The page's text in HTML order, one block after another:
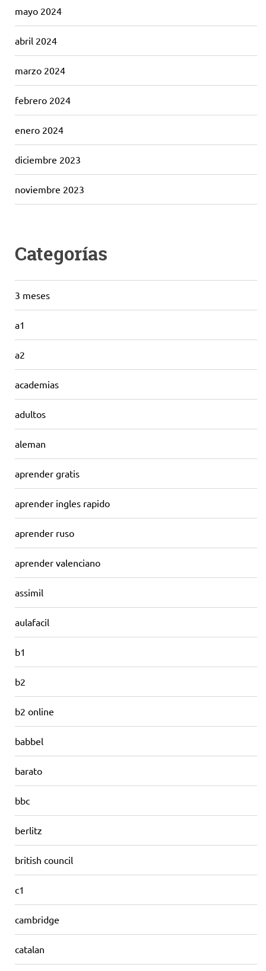
mayo 2024
abril 2024
marzo 2024
febrero 2024
enero 2024
diciembre 2023
noviembre 2023
Categorías
3 meses
a1
a2
academias
adultos
aleman
aprender gratis
aprender ingles rapido
aprender ruso
aprender valenciano
assimil
aulafacil
b1
b2
b2 online
babbel
barato
bbc
berlitz
british council
c1
cambridge
catalan